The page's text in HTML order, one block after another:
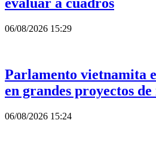
evaluar a cuadros
06/08/2026 15:29
Parlamento vietnamita
en grandes proyectos
06/08/2026 15:24